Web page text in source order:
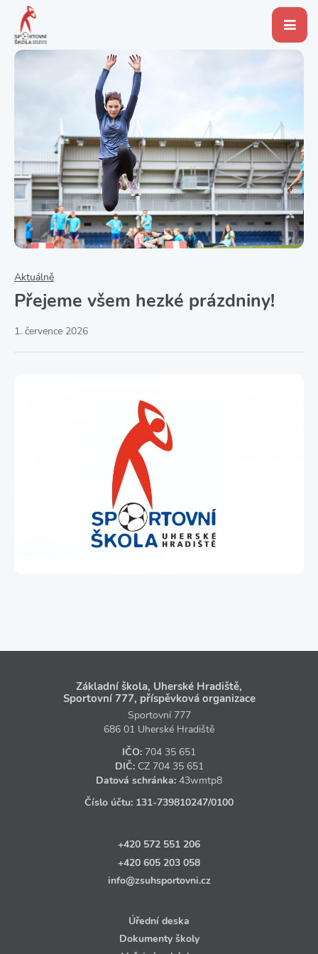
Aktuálně
Přejeme všem hezké prázdniny!
1. července 2026
Základní škola, Uherské Hradiště,
Sportovní 777, příspěvková organizace
Sportovní 777
686 01 Uherské Hradiště
IČO: 704 35 651
DIČ: CZ 704 35 651
Datová schránka: 43wmtp8
Číslo účtu: 131‑739810247/0100
+420 572 551 206
+420 605 203 058
info@zsuhsportovni.cz
Úřední deska
Dokumenty školy